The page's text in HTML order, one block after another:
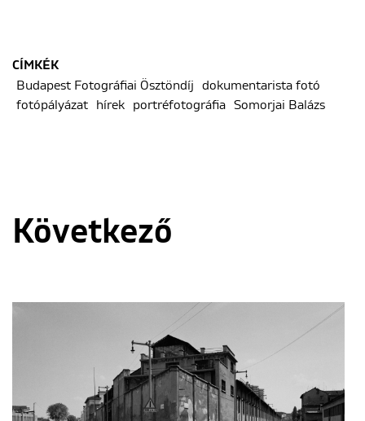
CÍMKÉK
Budapest Fotográfiai Ösztöndíj
dokumentarista fotó
fotópályázat
hírek portréfotográfia Somorjai Balázs
Következő